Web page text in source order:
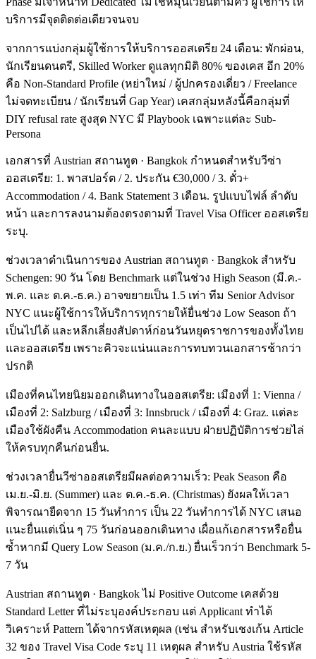
บริการมีจุดติดต่อเดียวจนจบ
จากการแบ่งกลุ่มผู้ใช้การให้บริการออสเตรีย 24 เดือน: พักผ่อน,
นักเรียนดนตรี, Skilled Worker ดูแลทุกมิติ 80% ของเคส อีก 20%
คือ Non-Standard Profile (หย่าใหม่ / ผู้ปกครองเดี่ยว / Freelance
ไม่จดทะเบียน / นักเรียนที่ Gap Year) เคสกลุ่มหลังนี้คือกลุ่มที่
DIY refusal rate สูงสุด NYC มี Playbook เฉพาะแต่ละ Sub-
Persona
เอกสารที่ Austrian สถานทูต · Bangkok กำหนดสำหรับวีซ่า
ออสเตรีย: 1. พาสปอร์ต / 2. ประกัน €30,000 / 3. ตั๋ว+
Accommodation / 4. Bank Statement 3 เดือน. รูปแบบไฟล์ ลำดับ
หน้า และการลงนามต้องตรงตามที่ Travel Visa Officer ออสเตรีย
ระบุ.
ช่วงเวลาดำเนินการของ Austrian สถานทูต · Bangkok สำหรับ
Schengen: 90 วัน โดย Benchmark แต่ในช่วง High Season (มี.ค.-
พ.ค. และ ต.ค.-ธ.ค.) อาจขยายเป็น 1.5 เท่า ทีม Senior Advisor
NYC แนะผู้ใช้การให้บริการทุกรายให้ยื่นช่วง Low Season ถ้า
เป็นไปได้ และหลีกเลี่ยงสัปดาห์ก่อนวันหยุดราชการของทั้งไทย
และออสเตรีย เพราะคิวจะแน่นและการทบทวนเอกสารช้ากว่า
ปรกติ
เมืองที่คนไทยนิยมออกเดินทางในออสเตรีย: เมืองที่ 1: Vienna /
เมืองที่ 2: Salzburg / เมืองที่ 3: Innsbruck / เมืองที่ 4: Graz. แต่ละ
เมืองใช้ผังคืน Accommodation คนละแบบ ฝ่ายปฏิบัติการช่วยไล่
ให้ครบทุกคืนก่อนยื่น.
ช่วงเวลายื่นวีซ่าออสเตรียมีผลต่อความเร็ว: Peak Season คือ
เม.ย.-มิ.ย. (Summer) และ ต.ค.-ธ.ค. (Christmas) ยังผลให้เวลา
พิจารณายืดจาก 15 วันทำการ เป็น 22 วันทำการได้ NYC เสนอ
แนะยื่นแต่เนิ่น ๆ 75 วันก่อนออกเดินทาง เผื่อแก้เอกสารหรือยื่น
ซ้ำหากมี Query Low Season (ม.ค./ก.ย.) ยื่นเร็วกว่า Benchmark 5-
7 วัน
Austrian สถานทูต · Bangkok ไม่ Positive Outcome เคสด้วย
Standard Letter ที่ไม่ระบุองค์ประกอบ แต่ Applicant ทำได้
วิเคราะห์ Pattern ได้จากรหัสเหตุผล (เช่น สำหรับเชงเก้น Article
32 ของ Travel Visa Code ระบุ 11 เหตุผล สำหรับ Austria ใช้รหัส